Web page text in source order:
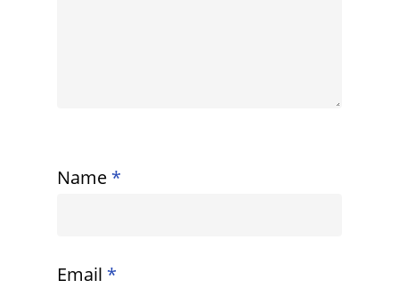
Name *
Email *